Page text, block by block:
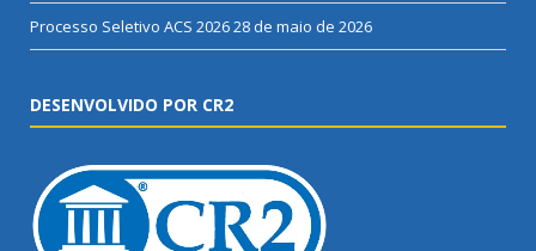
Processo Seletivo ACS 202628 de maio de 2026
DESENVOLVIDO POR CR2